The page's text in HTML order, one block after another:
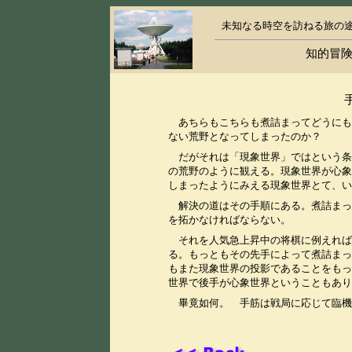
未知なる時空を訪ねる旅の
知的冒
あちらもこちらも煮詰まってどうに
ない荒野となってしまったのか？
だがそれは「現象世界」ではという
の荒野のように観える。現象世界が心
しまったようにみえる現象世界とて、
解決の道はその手順にある。煮詰ま
を拓かなければならない。
それを人気急上昇中の将棋に例えれ
る。もっともその先手によって煮詰ま
もまた現象世界の投影であることをも
世界で後手が心象世界ということもあ
畢竟如何。 手筋は戦局に応じて臨機